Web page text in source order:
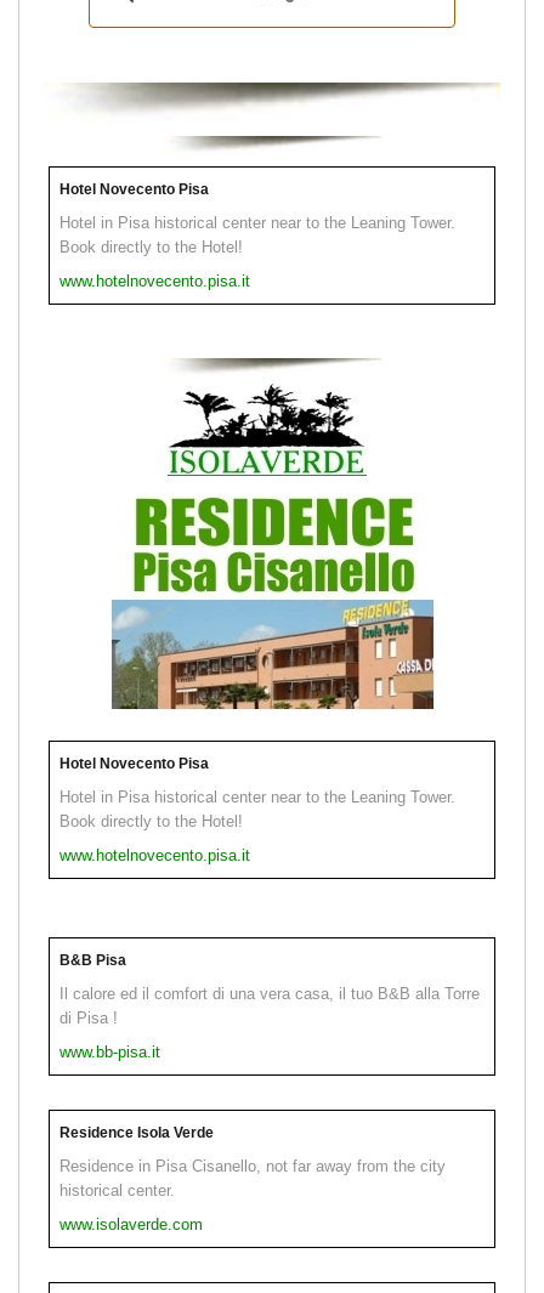
Hotel Novecento Pisa
Hotel in Pisa historical center near to the Leaning Tower.
Book directly to the Hotel!
www.hotelnovecento.pisa.it
Hotel Novecento Pisa
Hotel in Pisa historical center near to the Leaning Tower.
Book directly to the Hotel!
www.hotelnovecento.pisa.it
B&B Pisa
Il calore ed il comfort di una vera casa, il tuo B&B alla Torre
di Pisa !
www.bb-pisa.it
Residence Isola Verde
Residence in Pisa Cisanello, not far away from the city
historical center.
www.isolaverde.com